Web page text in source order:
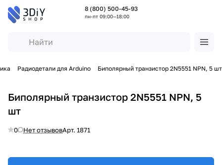
8 (800) 500-45-93
пн-пт 09:00—18:00
Радиодетали для Arduino Биполярный транзистор 2N5551 NPN, 5 шт
Биполярный транзистор 2N5551 NPN, 5
шт
0 Нет отзывовАрт. 1871